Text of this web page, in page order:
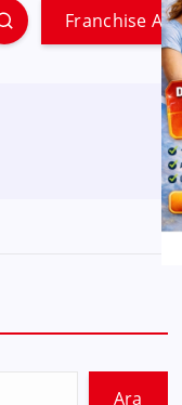
Franchise Ara
Ara